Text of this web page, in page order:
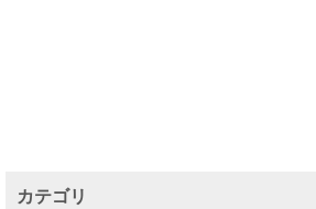
カテゴリ